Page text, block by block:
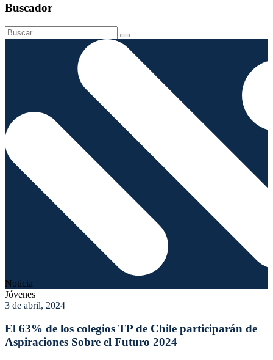
Buscador
Noticia
Jóvenes
3 de abril, 2024
El 63% de los colegios TP de Chile participarán de
Aspiraciones Sobre el Futuro 2024